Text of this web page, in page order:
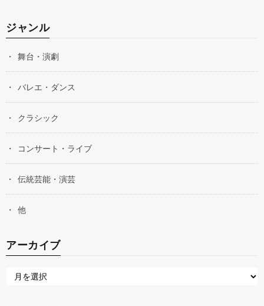
ジャンル
舞台・演劇
バレエ・ダンス
クラシック
コンサート・ライブ
伝統芸能・演芸
他
アーカイブ